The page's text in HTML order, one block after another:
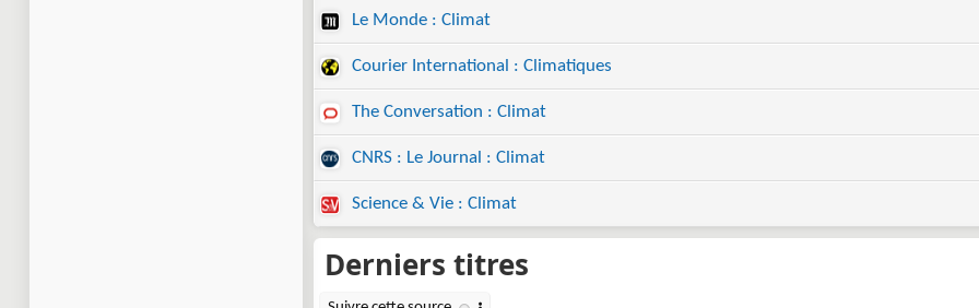
Le Monde : Climat
Courier International : Climatiques
The Conversation : Climat
CNRS : Le Journal : Climat
Science & Vie : Climat